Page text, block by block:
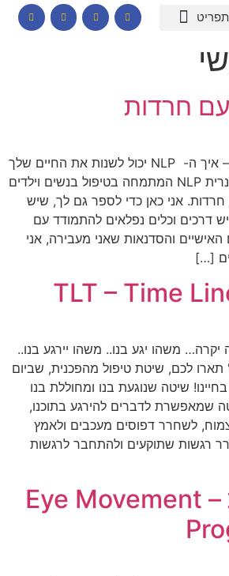
חרדות
התמודדות עם חרדות – איך ה- NLP יכול לשנות את החיים שלך
שלום, שמי סימה, טריינרית NLP המתמחה בטיפול בנשים וילדים
אני כאן כדי לספר גם לך, שיש
דרכים וכלים נפלאים להתמודד עם
והסדנאות שאני מעבירה, אני
[…]
TLT – Time
משהו יגע בנו.. משהו יירגע בנו..
לכם, שיטת טיפול מהפכנית, שביום
שיטה שנוגעת בנו ומחוללת בנו
שמאפשרת לדברים להירגע בתוכנו,
לשחרר דפוסים מעכבים ולאמץ
רגשות שתוקעים ולהתחבר לרגשות
EMP שיטת – Eye Movement